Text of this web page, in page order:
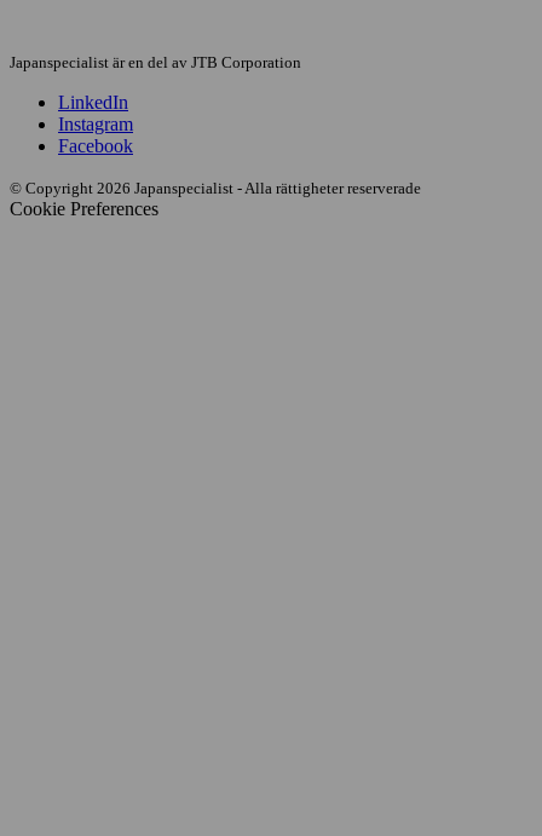
Japanspecialist är en del av JTB Corporation
LinkedIn
Instagram
Facebook
© Copyright 2026 Japanspecialist - Alla rättigheter reserverade
Cookie Preferences